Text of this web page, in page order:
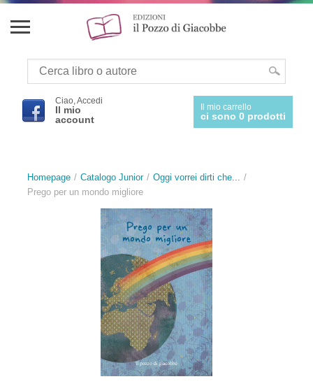
Ciao, Accedi
Il mio
account
Il mio carrello
ci sono 0 prodotti
Homepage Catalogo Junior
Oggi vorrei dirti che...
Prego per un mondo migliore